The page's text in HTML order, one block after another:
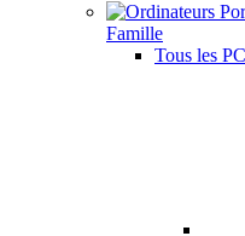
Famille
Tous les